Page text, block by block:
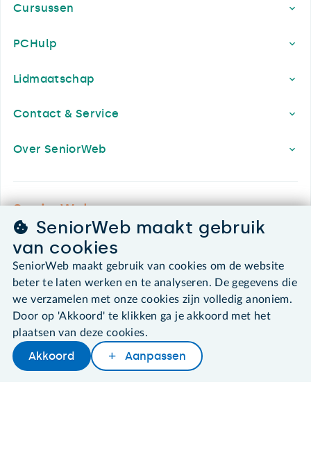
Cursussen
PCHulp
Lidmaatschap
Contact & Service
Over SeniorWeb
SeniorWeb.
De computerhulp voor u.
030 - 276 99 65
leden@seniorweb.nl
©2026 SeniorWeb
Algemene voorwaarden
SeniorWeb maakt gebruik
van cookies
SeniorWeb maakt gebruik van cookies om de website
beter te laten werken en te analyseren. De gegevens die
we verzamelen met onze cookies zijn volledig anoniem.
Door op 'Akkoord' te klikken ga je akkoord met het
plaatsen van deze cookies.
Akkoord Aanpassen